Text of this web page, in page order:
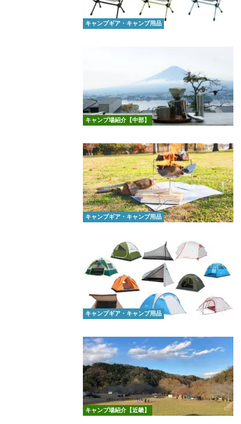
キャンプギア・キャンプ用品
キャンプ場紹介【中部】
キャンプギア・キャンプ用品
キャンプギア・キャンプ用品
キャンプ場紹介【近畿】